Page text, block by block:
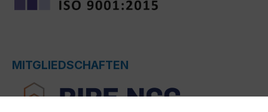
MITGLIEDSCHAFTEN